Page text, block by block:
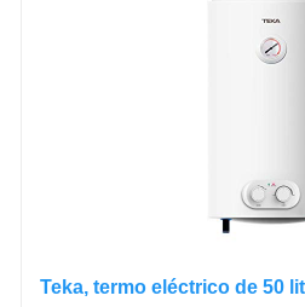
Teka, termo eléctrico de 50